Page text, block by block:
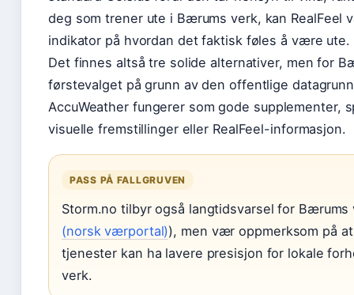
deg som trener ute i Bærums verk, kan RealFeel
indikator på hvordan det faktisk føles å være ute.
Det finnes altså tre solide alternativer, men for
førstevalget på grunn av den offentlige
AccuWeather fungerer som gode supplementer,
visuelle fremstillinger eller RealFeel-informasjon.
PASS PÅ FALLGRUVEN
Storm.no tilbyr også langtidsvarsel for Bærums
(norsk værportal)), men vær oppmerksom på
tjenester kan ha lavere presisjon for lokale
verk.